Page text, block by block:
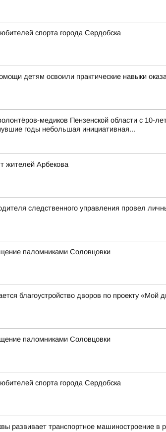
спорта города Сердобска
детям освоили практические навыки
медиков Пензенской области с 10-
годы небольшая инициативная...
жителей Арбекова
следственного управления провел
паломниками Соловцовки
благоустройство дворов по проекту
паломниками Соловцовки
спорта города Сердобска
развивает транспортное машиностроение в